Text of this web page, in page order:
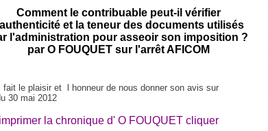
Comment le contribuable peut-il vérifier
et la teneur des documents utilisés
l'administration pour asseoir son imposition ?
par O FOUQUET sur l'arrêt AFICOM
fait le plaisir et
l honneur de nous donner son avis sur
30 mai 2012
la chronique d' O FOUQUET cliquer